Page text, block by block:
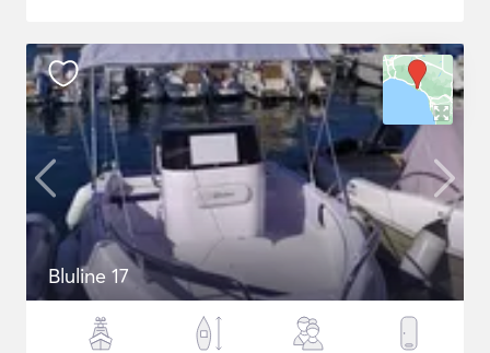
Bluline 17